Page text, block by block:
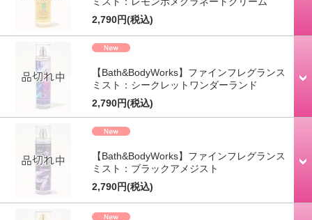
2,790円(税込)
【Bath&BodyWorks】ファインフレグランス
ミスト：シークレットワンダーランド
2,790円(税込)
【Bath&BodyWorks】ファインフレグランス
ミスト：ブラックアメジスト
2,790円(税込)